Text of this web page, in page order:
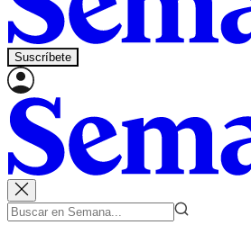
Suscríbete